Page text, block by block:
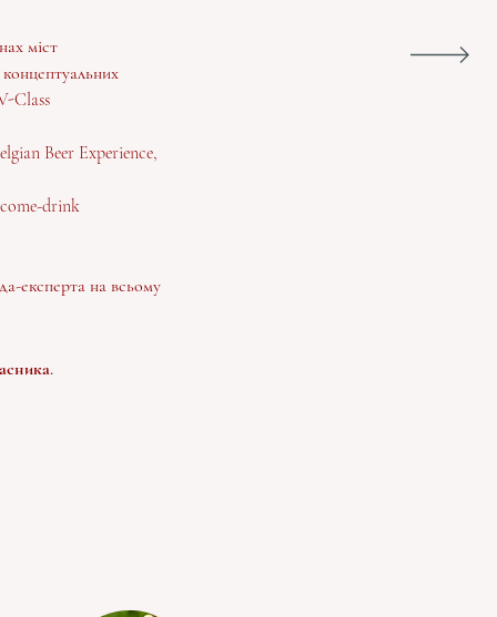
міст
Class
Beer Experience,
drink
експерта на всьому